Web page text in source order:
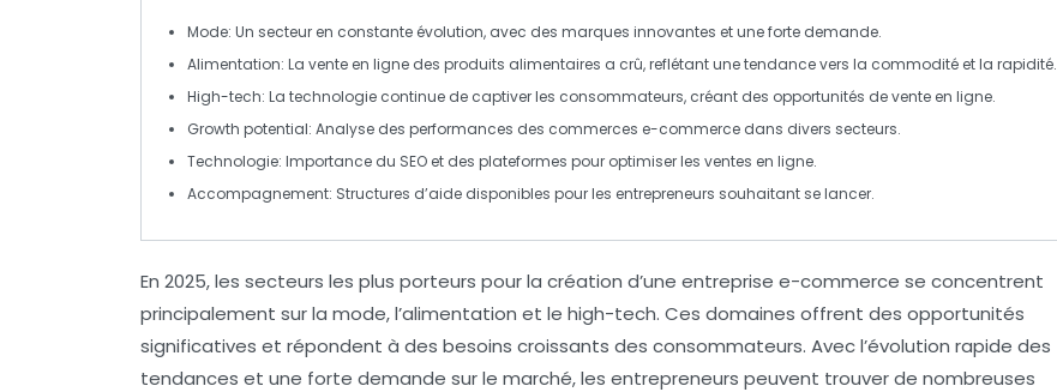
Mode: Un secteur en constante évolution, avec des marques innovantes et une forte demande.
Alimentation: La vente en ligne des produits alimentaires a crû, reflétant une tendance vers la commodité et la rapidité.
High-tech: La technologie continue de captiver les consommateurs, créant des opportunités de vente en ligne.
Growth potential: Analyse des performances des commerces e-commerce dans divers secteurs.
Technologie: Importance du SEO et des plateformes pour optimiser les ventes en ligne.
Accompagnement: Structures d’aide disponibles pour les entrepreneurs souhaitant se lancer.
En 2025, les secteurs les plus porteurs pour la création d’une entreprise e-commerce se concentrent
principalement sur la mode, l’alimentation et le high-tech. Ces domaines offrent des opportunités
significatives et répondent à des besoins croissants des consommateurs. Avec l’évolution rapide des
tendances et une forte demande sur le marché, les entrepreneurs peuvent trouver de nombreuses